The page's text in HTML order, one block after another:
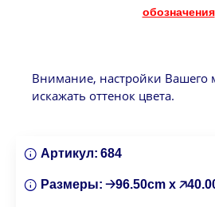
обозначения
Внимание, настройки Вашего
искажать оттенок цвета.
Артикул: 684
Размеры: 🡢96.50cm x